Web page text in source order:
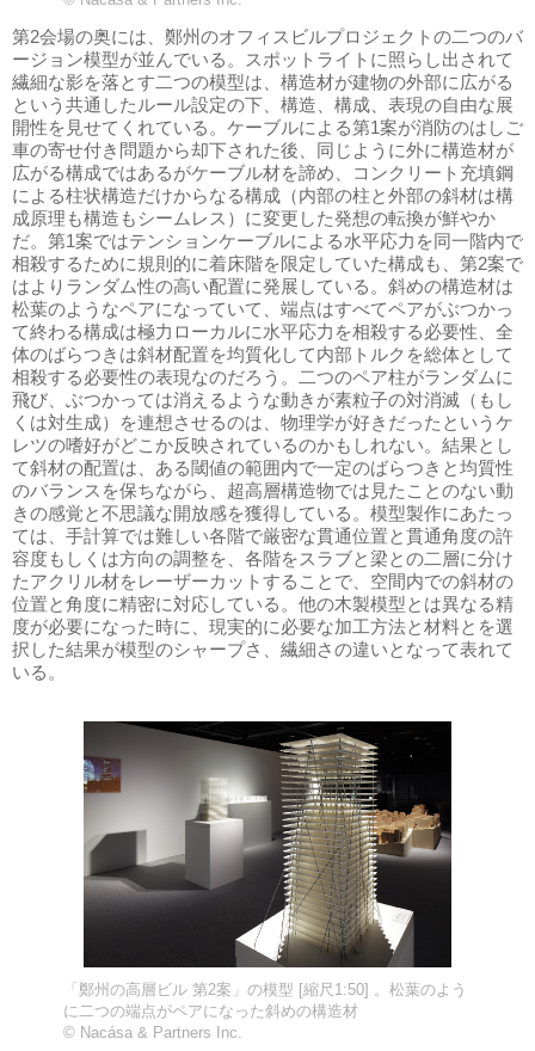
第2会場の奥には、鄭州のオフィスビルプロジェクトの二つのバ
ージョン模型が並んでいる。スポットライトに照らし出されて
繊細な影を落とす二つの模型は、構造材が建物の外部に広がる
という共通したルール設定の下、構造、構成、表現の自由な展
開性を見せてくれている。ケーブルによる第1案が消防のはしご
車の寄せ付き問題から却下された後、同じように外に構造材が
広がる構成ではあるがケーブル材を諦め、コンクリート充填鋼
による柱状構造だけからなる構成（内部の柱と外部の斜材は構
成原理も構造もシームレス）に変更した発想の転換が鮮やか
だ。第1案ではテンションケーブルによる水平応力を同一階内で
相殺するために規則的に着床階を限定していた構成も、第2案で
はよりランダム性の高い配置に発展している。斜めの構造材は
松葉のようなペアになっていて、端点はすべてペアがぶつかっ
て終わる構成は極力ローカルに水平応力を相殺する必要性、全
体のばらつきは斜材配置を均質化して内部トルクを総体として
相殺する必要性の表現なのだろう。二つのペア柱がランダムに
飛び、ぶつかっては消えるような動きが素粒子の対消滅（もし
くは対生成）を連想させるのは、物理学が好きだったというケ
レツの嗜好がどこか反映されているのかもしれない。結果とし
て斜材の配置は、ある閾値の範囲内で一定のばらつきと均質性
のバランスを保ちながら、超高層構造物では見たことのない動
きの感覚と不思議な開放感を獲得している。模型製作にあたっ
ては、手計算では難しい各階で厳密な貫通位置と貫通角度の許
容度もしくは方向の調整を、各階をスラブと梁との二層に分け
たアクリル材をレーザーカットすることで、空間内での斜材の
位置と角度に精密に対応している。他の木製模型とは異なる精
度が必要になった時に、現実的に必要な加工方法と材料とを選
択した結果が模型のシャープさ、繊細さの違いとなって表れて
いる。
「鄭州の高層ビル 第2案」の模型 [縮尺1:50] 。松葉のよう
に二つの端点がペアになった斜めの構造材
© Nacása & Partners Inc.